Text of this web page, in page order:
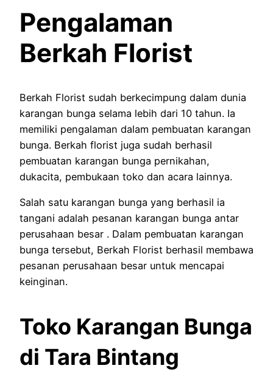
Pengalaman
Berkah Florist
Berkah Florist sudah berkecimpung dalam dunia
karangan bunga selama lebih dari 10 tahun. Ia
memiliki pengalaman dalam pembuatan karangan
bunga. Berkah florist juga sudah berhasil
pembuatan karangan bunga pernikahan,
dukacita, pembukaan toko dan acara lainnya.
Salah satu karangan bunga yang berhasil ia
tangani adalah pesanan karangan bunga antar
perusahaan besar . Dalam pembuatan karangan
bunga tersebut, Berkah Florist berhasil membawa
pesanan perusahaan besar untuk mencapai
keinginan.
Toko Karangan Bunga
di Tara Bintang